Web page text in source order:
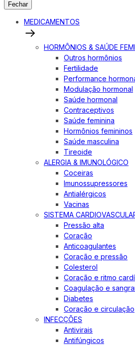
Fechar
MEDICAMENTOS
HORMÔNIOS & SAÚDE
Outros hormônios
Fertilidade
Performance
Modulação hormonal
Saúde hormonal
Contraceptivos
Saúde feminina
Hormônios femininos
Saúde masculina
Tireoide
ALERGIA & IMUNOLÓGICO
Coceiras
Imunossupressores
Antialérgicos
Vacinas
SISTEMA
Pressão alta
Coração
Anticoagulantes
Coração e pressão
Colesterol
Coração e ritmo
Coagulação e
Diabetes
Coração e circulação
INFECÇÕES
Antivirais
Antifúngicos